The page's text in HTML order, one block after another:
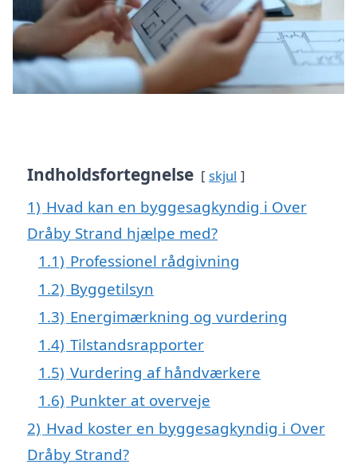
Indholdsfortegnelse skjul
1) Hvad kan en byggesagkyndig i Over
Dråby Strand hjælpe med?
1.1) Professionel rådgivning
1.2) Byggetilsyn
1.3) Energimærkning og vurdering
1.4) Tilstandsrapporter
1.5) Vurdering af håndværkere
1.6) Punkter at overveje
2) Hvad koster en byggesagkyndig i Over
Dråby Strand?